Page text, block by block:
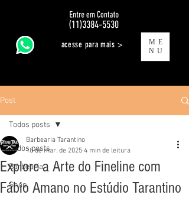
acesse para mais >
ME
NU
Post
Todos posts
Barbearia
Shop
Todos posts
Explore a Arte do Fineline com
Fábio Amano no Estúdio Tarantino
Barbearia Tarantino
18 de mar. de 2025 4 min de leitura